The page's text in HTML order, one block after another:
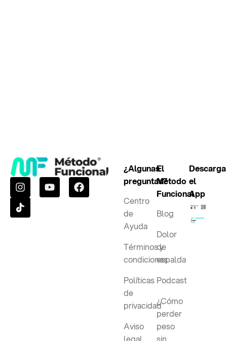
¿Algunas
preguntas?
Centro
de
Ayuda
Términos y
condiciones
Políticas
de
privacidad
Aviso
El
Método
Funcional
Blog
Dolor
de
espalda
Podcast
¿Cómo
perder
peso
Descarga
el
App